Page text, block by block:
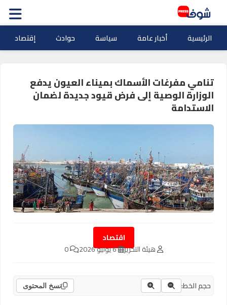
الرئيسية أخبار عامة سياسة حوادث إقتصاد
تنامي مفرغات الأسماك بميناء العيون يدفع
الوزارة الوصية إلى فرض قيود جديدة لضمان
الاستدامة
اقتصاد
هيئة التحرير 6 يوليو 2026 0
حجم الخط: نسخ المحتوى